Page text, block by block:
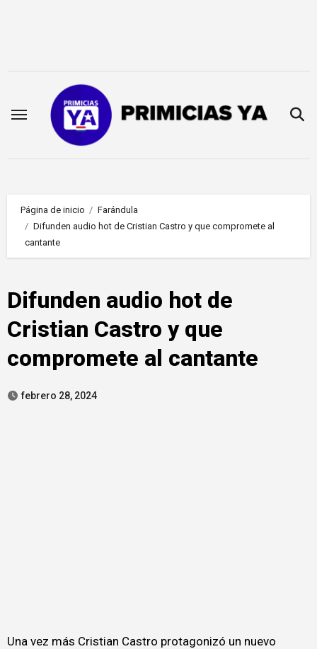
Página de inicio
Farándula
Difunden audio hot de Cristian Castro y que compromete al
cantante
Difunden audio hot de
Cristian Castro y que
compromete al cantante
febrero 28, 2024
Una vez más Cristian Castro protagonizó un nuevo